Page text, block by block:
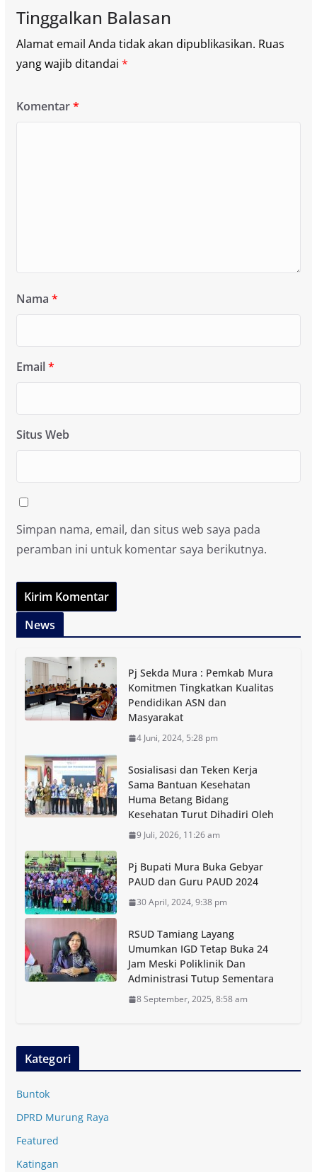
Tinggalkan Balasan
Alamat email Anda tidak akan dipublikasikan. Ruas
yang wajib ditandai *
Komentar*
Nama *
Email*
Situs Web
Simpan nama, email, dan situs web saya pada
peramban ini untuk komentar saya berikutnya.
News
Pj Sekda Mura : Pemkab Mura
Komitmen Tingkatkan Kualitas
Pendidikan ASN dan
Masyarakat
4 Juni, 2024, 5:28 pm
Sosialisasi dan Teken Kerja
Sama Bantuan Kesehatan
Huma Betang Bidang
Kesehatan Turut Dihadiri Oleh
9 Juli, 2026, 11:26 am
Pj Bupati Mura Buka Gebyar
PAUD dan Guru PAUD 2024
30 April, 2024, 9:38 pm
RSUD Tamiang Layang
Umumkan IGD Tetap Buka 24
Jam Meski Poliklinik Dan
Administrasi Tutup Sementara
8 September, 2025, 8:58 am
Kategori
Buntok
DPRD Murung Raya
Featured
Katingan